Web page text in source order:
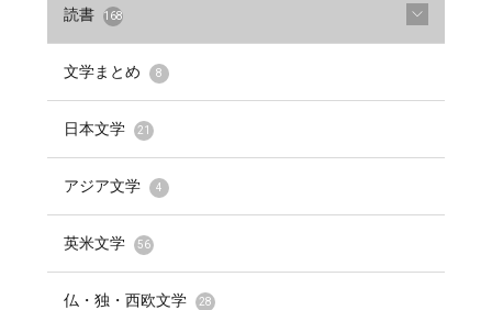
読書 168
文学まとめ 8
日本文学 21
アジア文学 4
英米文学 56
仏・独・西欧文学 28